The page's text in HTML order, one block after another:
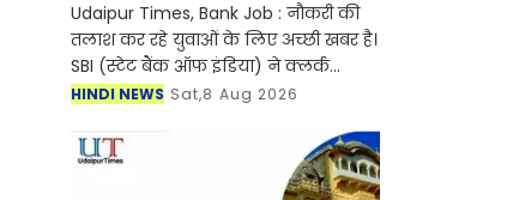
Udaipur Times, Bank Job : नौकरी की
तलाश कर रहे युवाओं के लिए अच्छी खबर है।
SBI (स्टेट बैंक ऑफ इंडिया) ने क्लर्क
(जूनियर एसोसिएट) के पदों पर विशेष भर्ती
दिया है। जारी
HINDI NEWS Sat,8 Aug 2026